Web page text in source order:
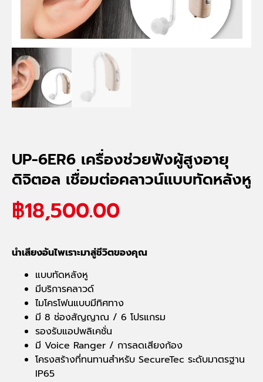
UP-6ER6 เครื่องช่วยฟังผู้สูงอายุ
ดิจิตอล เชื่อมต่อคลาวน์แบบทัดหลังหู
฿18,500.00
นำเสียงอันไพเราะมาสู่ชีวิตของคุณ
แบบทัดหลังหู
มีบริการคลาวด์
ไมโครโฟนแบบมีทิศทาง
มี 8 ช่องสัญญาณ / 6 โปรแกรม
รองรับแอปพลิเคชั่น
มี Voice Ranger / การลดเสียงก้อง
โครงสร้างที่ทนทานสำหรับ SecureTec ระดับมาตรฐาน
IP65